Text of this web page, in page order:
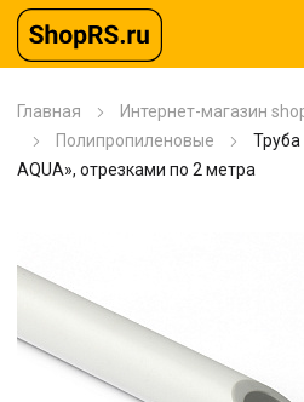
Главная Интернет-магазин
Полипропиленовые
Труба
AQUA», отрезками по 2 метра